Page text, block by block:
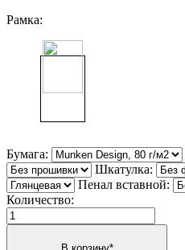
Рамка:
Бумага:
Шкатулка:
Пенал вставной:
Количество: